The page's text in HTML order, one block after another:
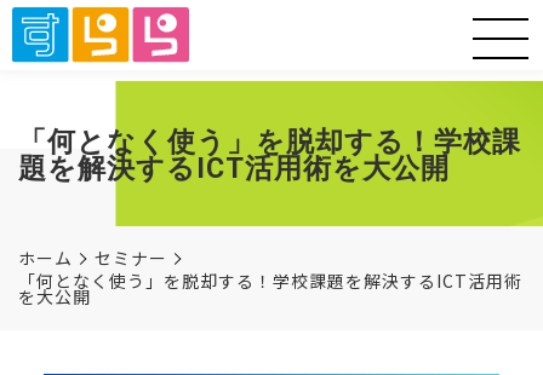
「何となく使う」を脱却する！学校課
題を解決するICT活用術を大公開
ホーム
セミナー
「何となく使う」を脱却する！学校課題を解決するICT活用術
を大公開